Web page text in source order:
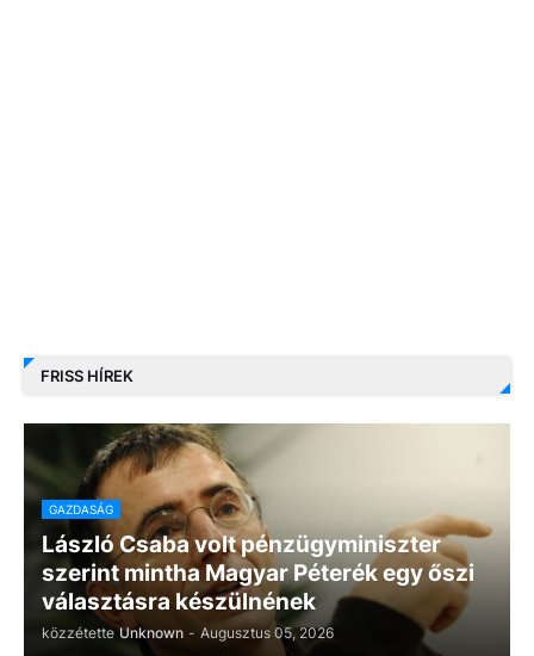
FRISS HÍREK
GAZDASÁG
László Csaba volt pénzügyminiszter
szerint mintha Magyar Péterék egy őszi
választásra készülnének
közzétette Unknown - Augusztus 05, 2026